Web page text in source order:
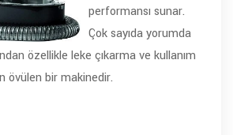
performansı sunar.
Çok sayıda yorumda
özellikle leke çıkarma ve kullanım
övülen bir makinedir.